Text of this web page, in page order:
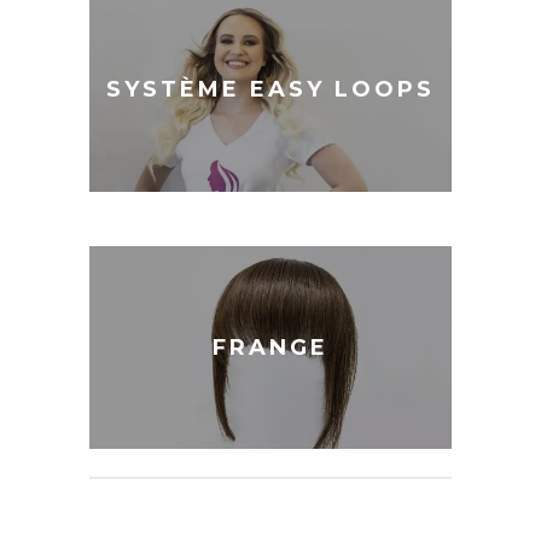
SYSTÈME EASY LOOPS
SYSTÈME
EASY
LOOPS
FRANGE
FRANGE